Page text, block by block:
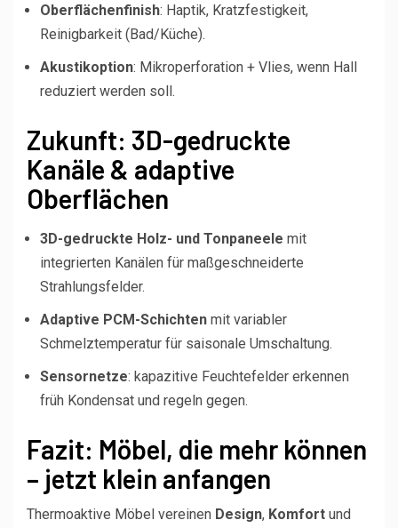
Oberflächenfinish: Haptik, Kratzfestigkeit,
Reinigbarkeit (Bad/Küche).
Akustikoption: Mikroperforation + Vlies, wenn Hall
reduziert werden soll.
Zukunft: 3D-gedruckte
Kanäle & adaptive
Oberflächen
3D-gedruckte Holz- und Tonpaneele mit
integrierten Kanälen für maßgeschneiderte
Strahlungsfelder.
Adaptive PCM-Schichten mit variabler
Schmelztemperatur für saisonale Umschaltung.
Sensornetze: kapazitive Feuchtefelder erkennen
früh Kondensat und regeln gegen.
Fazit: Möbel, die mehr können
– jetzt klein anfangen
Thermoaktive Möbel vereinen Design, Komfort und